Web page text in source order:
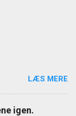
LÆS MERE
igen.